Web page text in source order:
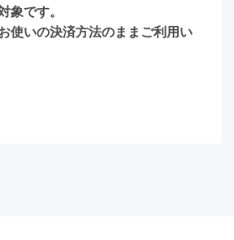
象です。
使いの決済方法のままご利用い